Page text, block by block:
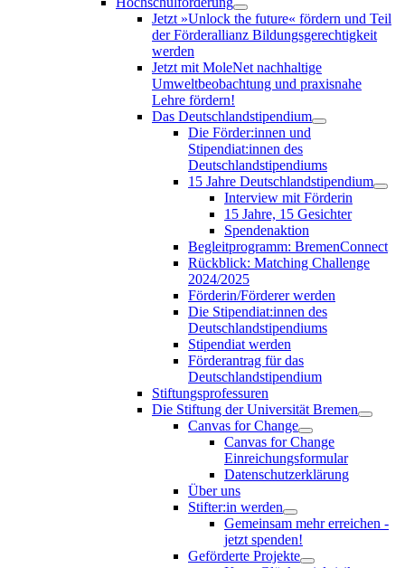
Jetzt »Unlock the future« fördern und Teil
der Förderallianz Bildungsgerechtigkeit
werden
Jetzt mit MoleNet nachhaltige
Umweltbeobachtung und praxisnahe
Lehre fördern!
Das Deutschlandstipendium
Die Förder:innen und
Stipendiat:innen des
Deutschlandstipendiums
15 Jahre Deutschlandstipendium
Interview mit Förderin
15 Jahre, 15 Gesichter
Spendenaktion
Begleitprogramm: BremenConnect
Rückblick: Matching Challenge
2024/2025
Förderin/Förderer werden
Die Stipendiat:innen des
Deutschlandstipendiums
Stipendiat werden
Förderantrag für das
Deutschlandstipendium
Stiftungsprofessuren
Die Stiftung der Universität Bremen
Canvas for Change
Canvas for Change
Einreichungsformular
Datenschutzerklärung
Über uns
Stifter:in werden
Gemeinsam mehr erreichen -
jetzt spenden!
Geförderte Projekte